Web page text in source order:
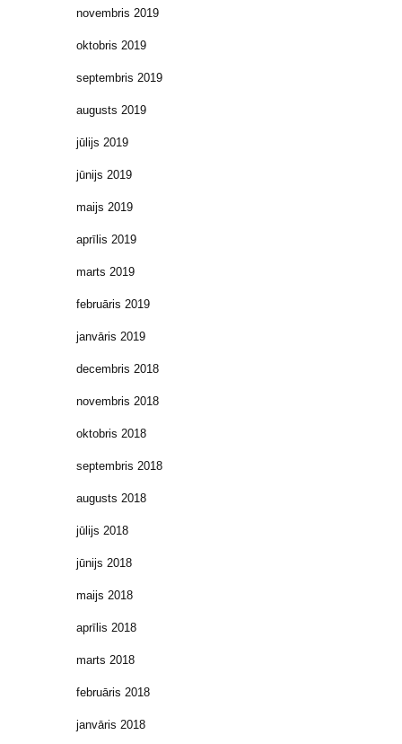
novembris 2019
oktobris 2019
septembris 2019
augusts 2019
jūlijs 2019
jūnijs 2019
maijs 2019
aprīlis 2019
marts 2019
februāris 2019
janvāris 2019
decembris 2018
novembris 2018
oktobris 2018
septembris 2018
augusts 2018
jūlijs 2018
jūnijs 2018
maijs 2018
aprīlis 2018
marts 2018
februāris 2018
janvāris 2018